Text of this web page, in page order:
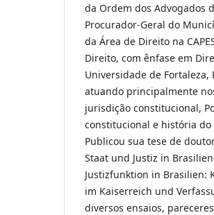
da Ordem dos Advogados
Procurador-Geral do
da Área de Direito na
Direito, com ênfase em
Universidade de
atuando principalmente
jurisdição constitucional,
constitucional e história
Publicou sua tese de
Staat und Justiz in
Justizfunktion in Brasilien:
im Kaiserreich und
diversos ensaios,